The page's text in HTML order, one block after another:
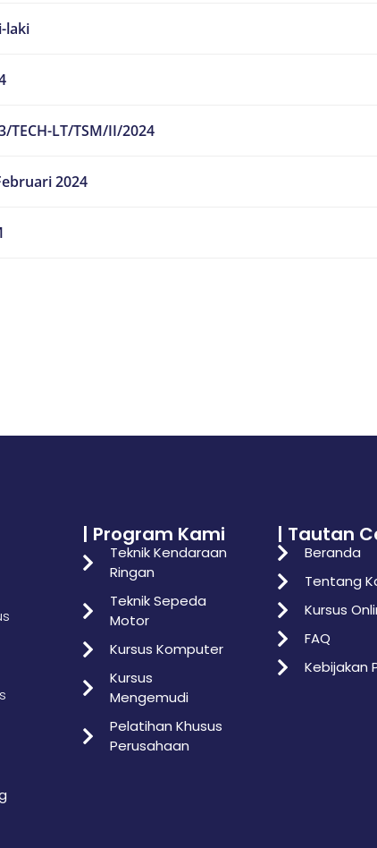
laki
TECH-LT/TSM/II/2024
2024
| Program Kami
Teknik Kendaraan
Ringan
Teknik Sepeda
Motor
Kursus Komputer
Kursus
Mengemudi
Pelatihan Khusus
Perusahaan
| Tautan
Beranda
Tentang
Kursus
FAQ
Kebijakan